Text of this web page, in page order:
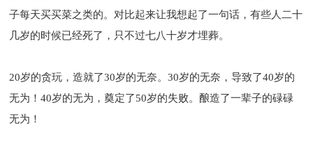
子每天买买菜之类的。对比起来让我想起了一句话，有些人二十
几岁的时候已经死了，只不过七八十岁才埋葬。
20岁的贪玩，造就了30岁的无奈。30岁的无奈，导致了40岁的
无为！40岁的无为，奠定了50岁的失败。酿造了一辈子的碌碌
无为！